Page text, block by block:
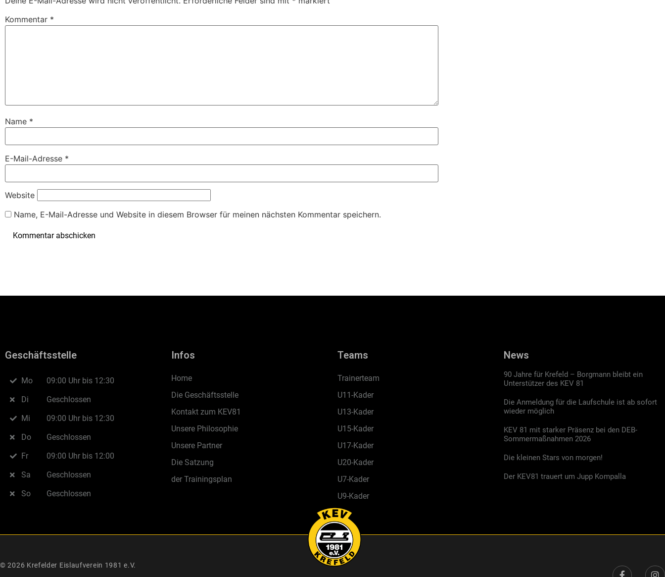
Kommentar *
Name *
E-Mail-Adresse *
Website
Name, E-Mail-Adresse und Website in diesem Browser für meinen nächsten Kommentar speichern.
Geschäftsstelle
Mo
Di
Mi
Do
Fr
Sa
So
09:00 Uhr bis 12:30
Geschlossen
09:00 Uhr bis 12:30
Geschlossen
09:00 Uhr bis 12:00
Geschlossen
Geschlossen
Infos
Home
Die Geschäftsstelle
Kontakt zum KEV81
Unsere Philosophie
Unsere Partner
Die Satzung
der Trainingsplan
Teams
Trainerteam
U11-Kader
U13-Kader
U15-Kader
U17-Kader
U20-Kader
U7-Kader
U9-Kader
News
90 Jahre für Krefeld – Borgmann bleibt ein
Unterstützer des KEV 81
Die Anmeldung für die Laufschule ist ab sofort
wieder möglich
KEV 81 mit starker Präsenz bei den DEB-
Sommermaßnahmen 2026
Die kleinen Stars von morgen!
Der KEV81 trauert um Jupp Kompalla
© 2026 Krefelder Eislaufverein 1981 e.V.